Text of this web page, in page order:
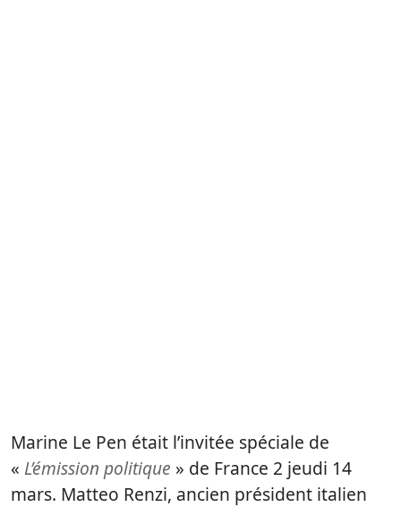
Marine Le Pen était l’invitée spéciale de
« L’émission politique » de France 2 jeudi 14
mars. Matteo Renzi, ancien président italien